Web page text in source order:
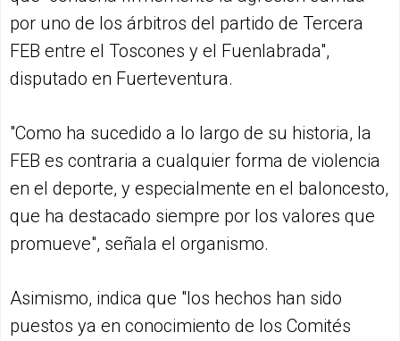
por uno de los árbitros del partido de Tercera
FEB entre el Toscones y el Fuenlabrada",
disputado en Fuerteventura.
"Como ha sucedido a lo largo de su historia, la
FEB es contraria a cualquier forma de violencia
en el deporte, y especialmente en el baloncesto,
que ha destacado siempre por los valores que
promueve", señala el organismo.
Asimismo, indica que "los hechos han sido
puestos ya en conocimiento de los Comités